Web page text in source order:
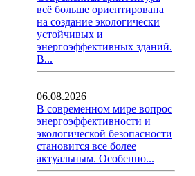
всё больше ориентирована
на создание экологически
устойчивых и
энергоэффективных зданий.
В...
06.08.2026
В современном мире вопрос
энергоэффективности и
экологической безопасности
становится все более
актуальным. Особенно...